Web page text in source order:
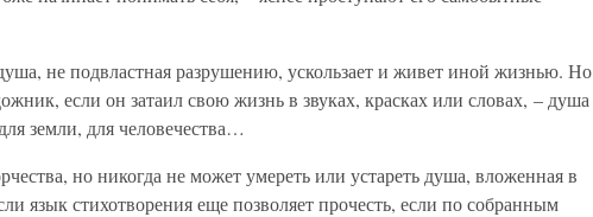
не подвластная разрушению, ускользает и живет иной жизнью. Но
если он затаил свою жизнь в звуках, красках или словах, – душа
земли, для человечества…
но никогда не может умереть или устареть душа, вложенная в
язык стихотворения еще позволяет прочесть, если по собранным